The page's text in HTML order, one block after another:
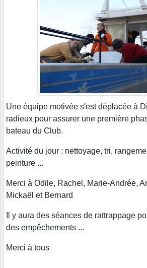
Une équipe motivée s'est déplacée à
radieux pour assurer une première
bateau du Club.
Activité du jour : nettoyage, tri,
peinture ...
Merci à Odile, Rachel, Marie-Andrée,
Mickaël et Bernard
Il y aura des séances de rattrappage
des empêchements ...
Merci à tous